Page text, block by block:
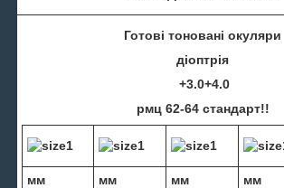
Готові тоновані окуляри
діоптрія
+3.0+4.0
рмц 62-64 стандарт!!
мм мм мм мм